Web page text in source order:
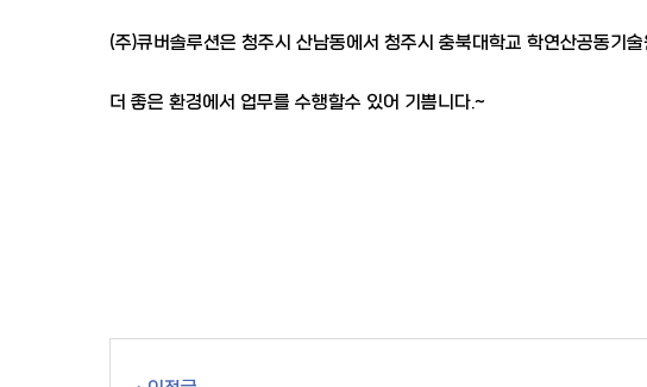
(주)큐버솔루션은 청주시 산남동에서 청주시 충북대학교 학연산공동기
더 좋은 환경에서 업무를 수행할수 있어 기쁨니다.~